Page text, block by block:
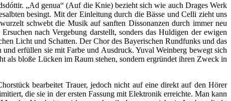
„Ad genua“ (Auf die Knie) bezieht sich wie auch Drages Werk
besingt. Mit der Einleitung durch die Bässe und Celli zieht uns
schwebt die Musik auf sanften Dissonanzen durch immer neu
nach Vergebung darstellt, sonders das Huldigen der ewigen
Licht und Schatten. Der Chor des Bayerischen Rundfunks und das
erfüllen sie mit Farbe und Ausdruck. Yuval Weinberg bewegt sich
als bloße Lücken im Raum stehen, sondern ergründet ihren Zweck in
bearbeitet Trauer, jedoch nicht auf eine direkt auf den Hörer
die sie in der ersten Fassung mit Elektronik erreichte. Man kann